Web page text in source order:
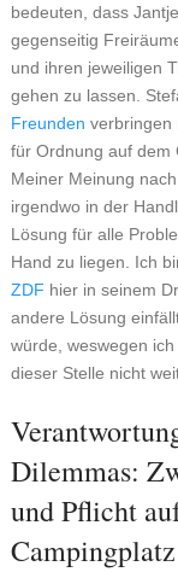
bedeuten, dass
gegenseitig
und ihren jeweiligen
gehen zu lassen.
Freunden verbringen
für Ordnung auf dem
Meiner Meinung
irgendwo in der
Lösung für alle
Hand zu liegen. Ich
ZDF hier in seinem
andere Lösung
würde, weswegen
dieser Stelle nicht
Dilemmas:
und Pflicht
Campingplatz